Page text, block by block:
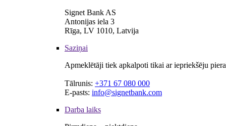
Signet Bank AS
Antonijas iela 3
Rīga, LV 1010, Latvija
Saziņai
Apmeklētāji tiek apkalpoti tikai ar iepriekšēju
Tālrunis: +371 67 080 000
E-pasts: info@signetbank.com
Darba laiks